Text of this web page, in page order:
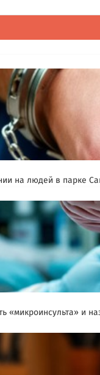
на людей в парке
«микроинсульта» и